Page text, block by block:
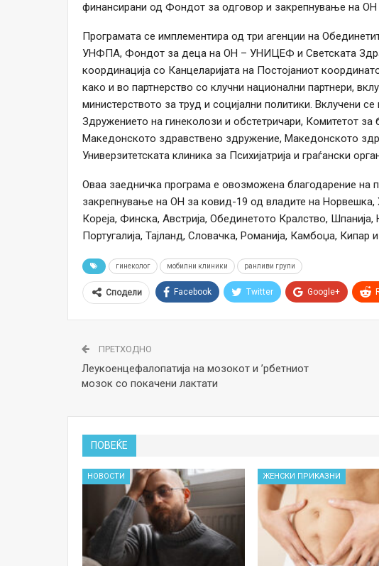
финансирани од Фондот за одговор и закрепнување на ОН
Програмата се имплементира од три агенции на
УНФПА, Фондот за деца на ОН – УНИЦЕФ и Светската
координација со Канцеларијата на Постојаниот
како и во партнерство со клучни национални партнери,
министерството за труд и социјални политики. Вклучени
Здружението на гинеколози и обстетричари, Комитетот
Македонското здравствено здружение, Македонското
Универзитетската клиника за Психијатрија и граѓански
Оваа заедничка програма е овозможена благодарение на
закрепнување на ОН за ковид-19 од владите на Норвешка,
Кореја, Финска, Австрија, Обединетото Кралство,
Португалија, Тајланд, Словачка, Романија, Камбоџа, Кипар
гинеколог мобилни клиники ранливи групи
Сподели Facebook Twitter Google+
ПРЕТХОДНО
Леукоенцефалопатија на мозокот и ʼрбетниот
мозок со покачени лактати
ПОВЕЌЕ
НОВОСТИ ЖЕНСКИ ПРИКАЗНИ